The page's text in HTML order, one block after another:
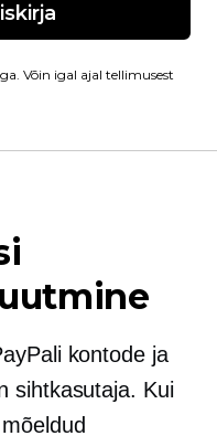
Võin igal ajal tellimusest
kontode ja
sihtkasutaja. Kui